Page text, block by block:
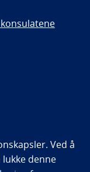
statement
Ved å
denne